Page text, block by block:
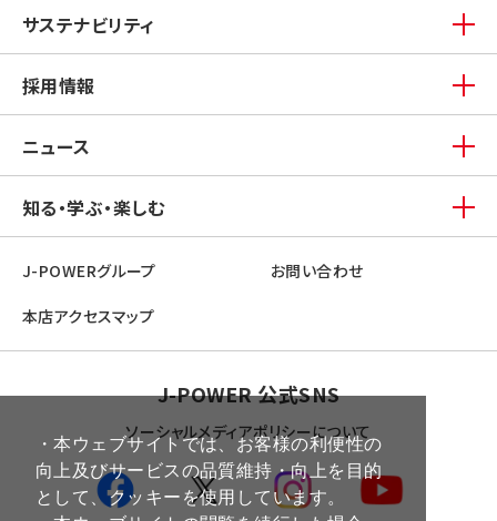
・本ウェブサイトでは、お客様の利便性の
向上及びサービスの品質維持・向上を目的
として、クッキーを使用しています。
サステナビリティ
採用情報
ニュース
知る・学ぶ・楽しむ
J-POWERグループ お問い合わせ
本店アクセスマップ
J-POWER 公式SNS
ソーシャルメディアポリシーについて